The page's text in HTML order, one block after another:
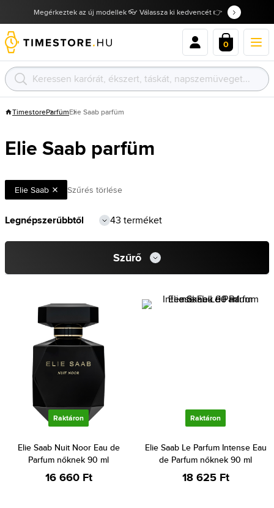
Megérkeztek az új modellek 👓 Válassza ki kedvencét 👉
0
TimestoreParfümElie Saab parfüm
Elie Saab parfüm
Elie Saab Szűrés törlése
43 terméket
Szűrő
Raktáron
Elie Saab Nuit Noor Eau de
Parfum nőknek 90 ml
16 660 Ft
Raktáron
Elie Saab Le Parfum Intense Eau
de Parfum nőknek 90 ml
18 625 Ft